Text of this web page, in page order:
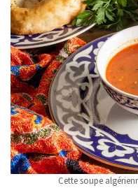
Cette soupe